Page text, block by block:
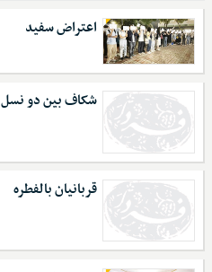
اعتراض سفید
شکاف بین دو نسل
قربانیان بالفطره